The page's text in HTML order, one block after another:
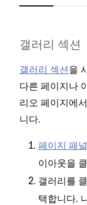
갤러리 섹션
갤러리 섹션을
다른 페이지나
리오 페이지에
니다.
페이지 패널
이아웃을
갤러리 를
택합니다.